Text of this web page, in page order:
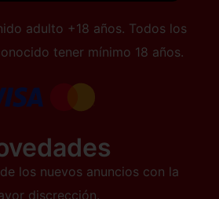
adulto +18 años. Todos los
tener mínimo 18 años.
los nuevos anuncios con la
discrección.